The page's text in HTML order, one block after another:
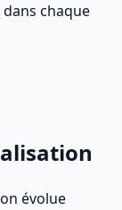
chaque
évolue